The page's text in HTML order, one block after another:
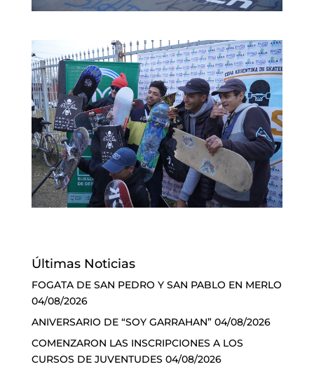
Últimas Noticias
FOGATA DE SAN PEDRO Y SAN PABLO EN MERLO
04/08/2026
ANIVERSARIO DE “SOY GARRAHAN” 04/08/2026
COMENZARON LAS INSCRIPCIONES A LOS
CURSOS DE JUVENTUDES 04/08/2026